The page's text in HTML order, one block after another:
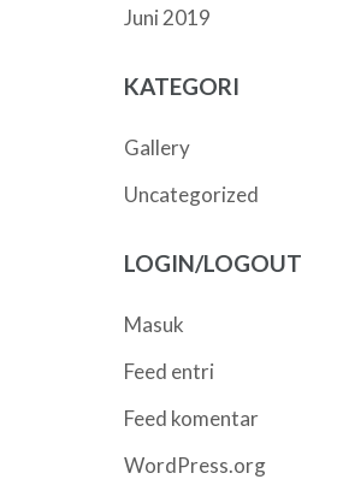
Juni 2019
KATEGORI
Gallery
Uncategorized
LOGIN/LOGOUT
Masuk
Feed entri
Feed komentar
WordPress.org